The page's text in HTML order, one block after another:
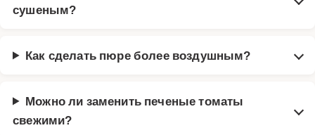
сушеным?
Как сделать пюре более воздушным?
Можно ли заменить печеные томаты
свежими?